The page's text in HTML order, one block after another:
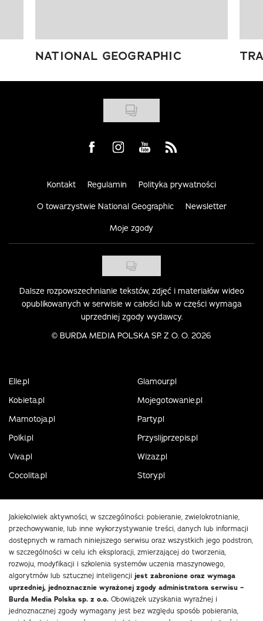
NATIONAL GEOGRAPHIC
Visit us on Facebook
Visit us on Instagram
Visit us on Youtube
Visit us on Rss
Kontakt Regulamin Polityka prywatności
O towarzystwie National Geographic Newsletter
Moje zgody
Dalsze rozpowszechnianie tekstów, zdjęć i materiałów wideo
opublikowanych w serwisie w całości lub w części wymaga
uprzedniej zgody wydawcy.
© BURDA MEDIA POLSKA SP. Z O. O. 2026
Elle.pl
Glamour.pl
Kobieta.pl
Mojegotowanie.pl
Mamotoja.pl
Party.pl
Polki.pl
Przyslijprzepis.pl
Viva.pl
Wizaz.pl
Cocolita.pl
Story.pl
Jakiekolwiek aktywności, w szczególności: pobieranie, zwielokrotnianie,
przechowywanie, lub inne wykorzystywanie treści, danych lub informacji
dostępnych w ramach niniejszego serwisu oraz wszystkich jego podstron,
w szczególności w celu ich eksploracji, zmierzającej do tworzenia,
rozwoju, modyfikacji i szkolenia systemów uczenia maszynowego,
algorytmów lub sztucznej inteligencji jest zabronione oraz wymaga
uprzedniej, jednoznacznie wyrażonej zgody administratora serwisu –
Burda Media Polska sp. z o.o. Obowiązek uzyskania wyraźnej i
jednoznacznej zgody wymagany jest bez względu sposób pobierania,